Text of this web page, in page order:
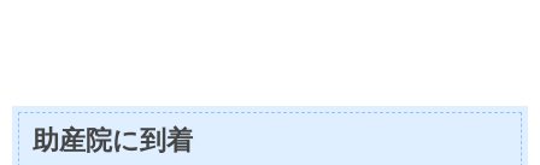
助産院に到着